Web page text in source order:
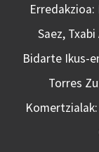
Saez,
Bidarte Ikus-
Torres